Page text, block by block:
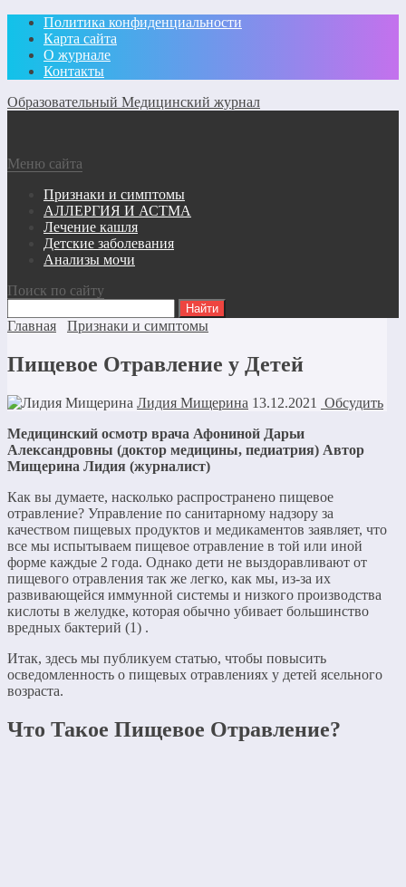
Политика конфиденциальности
Карта сайта
О журнале
Контакты
Образовательный Медицинский журнал
Меню сайта
Признаки и симптомы
АЛЛЕРГИЯ И АСТМА
Лечение кашля
Детские заболевания
Анализы мочи
Поиск по сайту
Главная Признаки и симптомы
Пищевое Отравление у Детей
Лидия Мищерина 13.12.2021
Обсудить
Медицинский осмотр врача Афониной Дарьи
Александровны (доктор медицины, педиатрия) Автор
Мищерина Лидия (журналист)
Как вы думаете, насколько распространено пищевое
отравление? Управление по санитарному надзору за
качеством пищевых продуктов и медикаментов заявляет, что
все мы испытываем пищевое отравление в той или иной
форме каждые 2 года. Однако дети не выздоравливают от
пищевого отравления так же легко, как мы, из-за их
развивающейся иммунной системы и низкого производства
кислоты в желудке, которая обычно убивает большинство
вредных бактерий (1) .
Итак, здесь мы публикуем статью, чтобы повысить
осведомленность о пищевых отравлениях у детей ясельного
возраста.
Что Такое Пищевое Отравление?